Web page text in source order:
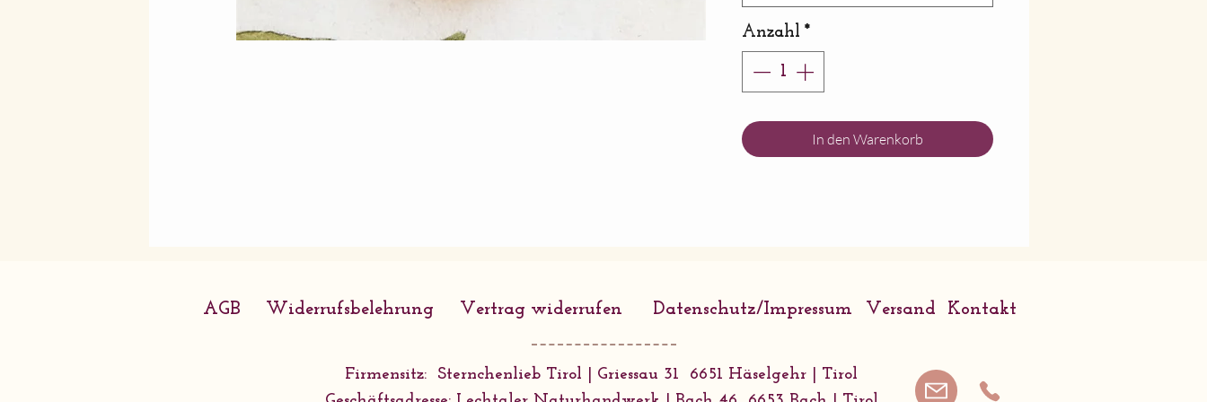
Ausführung: Edelstahl
Incl. Schmuckschachtel
Da alle unsere Stücke
Unikate sind, kann die
Farbe/Form (Blume, Holz,
uns bitte.
Anzahl *
In den Warenkorb
AGB Widerrufsbelehrung Vertrag widerrufen Datenschutz/Impressum Versand Kontakt
Firmensitz: Sternchenlieb Tirol | Griessau 31 6651 Häselgehr | Tirol